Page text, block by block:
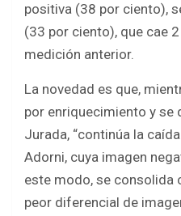
positiva (38 por ciento),
(33 por ciento), que cae
medición anterior.
La novedad es que,
por enriquecimiento y se
Jurada, “continúa la
Adorni, cuya imagen
este modo, se consolida
peor diferencial de